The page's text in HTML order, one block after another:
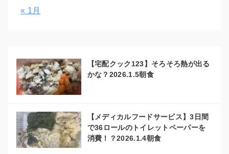
« 1月
【宅配クック123】そろそろ熱が出る
かな？2026.1.5朝食
【メディカルフードサービス】3日間
で36ロールのトイレットペーパーを
消費！？2026.1.4朝食